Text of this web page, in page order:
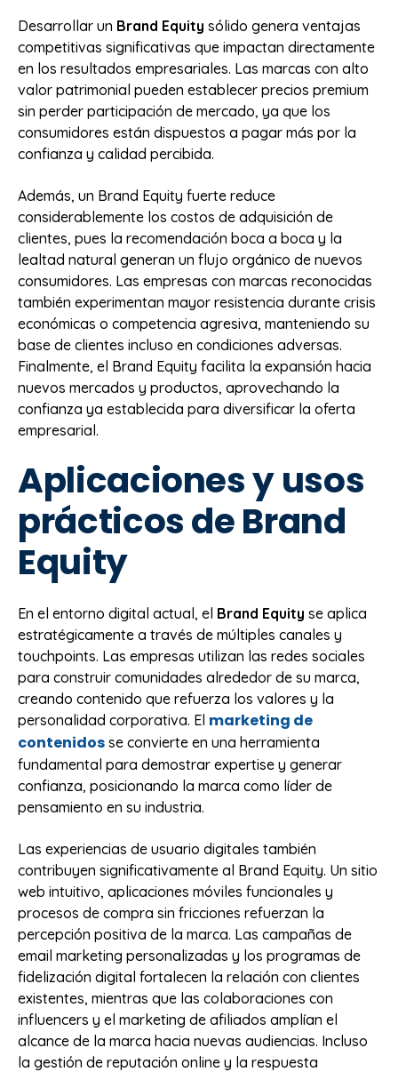
Desarrollar un Brand Equity sólido genera ventajas
competitivas significativas que impactan directamente
en los resultados empresariales. Las marcas con alto
valor patrimonial pueden establecer precios premium
sin perder participación de mercado, ya que los
consumidores están dispuestos a pagar más por la
confianza y calidad percibida.
Además, un Brand Equity fuerte reduce
considerablemente los costos de adquisición de
clientes, pues la recomendación boca a boca y la
lealtad natural generan un flujo orgánico de nuevos
consumidores. Las empresas con marcas reconocidas
también experimentan mayor resistencia durante crisis
económicas o competencia agresiva, manteniendo su
base de clientes incluso en condiciones adversas.
Finalmente, el Brand Equity facilita la expansión hacia
nuevos mercados y productos, aprovechando la
confianza ya establecida para diversificar la oferta
empresarial.
Aplicaciones y usos
prácticos de Brand
Equity
En el entorno digital actual, el Brand Equity se aplica
estratégicamente a través de múltiples canales y
touchpoints. Las empresas utilizan las redes sociales
para construir comunidades alrededor de su marca,
creando contenido que refuerza los valores y la
personalidad corporativa. El marketing de
contenidos se convierte en una herramienta
fundamental para demostrar expertise y generar
confianza, posicionando la marca como líder de
pensamiento en su industria.
Las experiencias de usuario digitales también
contribuyen significativamente al Brand Equity. Un sitio
web intuitivo, aplicaciones móviles funcionales y
procesos de compra sin fricciones refuerzan la
percepción positiva de la marca. Las campañas de
email marketing personalizadas y los programas de
fidelización digital fortalecen la relación con clientes
existentes, mientras que las colaboraciones con
influencers y el marketing de afiliados amplían el
alcance de la marca hacia nuevas audiencias. Incluso
la gestión de reputación online y la respuesta